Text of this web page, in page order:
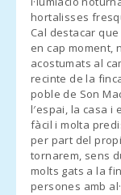
Пляж Кала
Тропикана (км):
Пляж Порто-
Ново (км):
Пляж Кала
Мурада (км):
Пляж S´Arenal
Порто Колом
(км):
б) У випадку, якщо
прибуття в
- Заїзд після 23.00
- Якщо можливий
вартість
до 17:00.
hortalisses
Cal destacar
en cap moment,
acostumats al
recinte de la
poble de Son
l′espai, la casa i
fàcil i molta
per part del
tornarem, sens
molts gats a la
persones amb